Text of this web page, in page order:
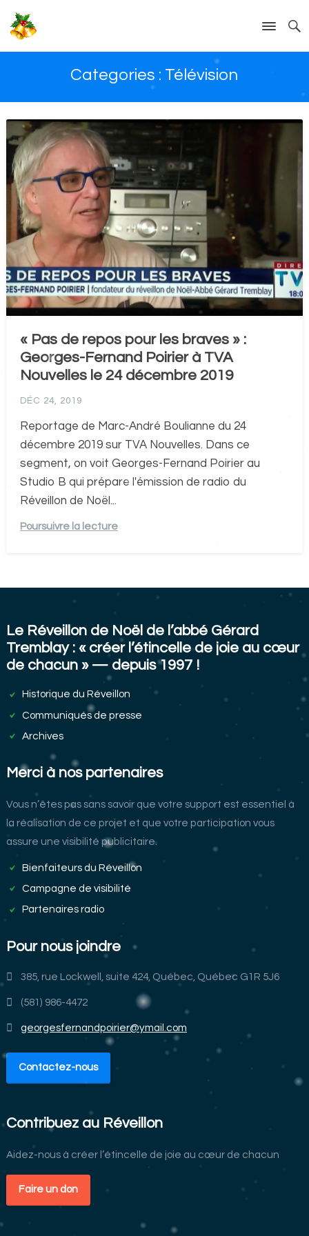
Categories : Télévision
« Pas de repos pour les braves » :
Georges-Fernand Poirier à TVA
Nouvelles le 24 décembre 2019
DÉC 24, 2019
Reportage de Marc-André Boulianne du 24
décembre 2019 sur TVA Nouvelles. Dans ce
segment, on voit Georges-Fernand Poirier au
Studio B qui prépare l'émission de radio du
Réveillon de Noël...
Poursuivre la lecture
Le Réveillon de Noël de l’abbé Gérard
Tremblay : « créer l’étincelle de joie au cœur
de chacun » — depuis 1997 !
Historique du Réveillon
Communiqués de presse
Archives
Merci à nos partenaires
Vous n’êtes pas sans savoir que votre support est essentiel à
la réalisation de ce projet et que votre participation vous
assure une visibilité publicitaire.
Bienfaiteurs du Réveillon
Campagne de visibilité
Partenaires radio
Pour nous joindre
385, rue Lockwell, suite 424, Québec, Québec G1R 5J6
(581) 986-4472
georgesfernandpoirier@ymail.com
Contactez-nous
Contribuez au Réveillon
Aidez-nous à créer l’étincelle de joie au cœur de chacun
Faire un don